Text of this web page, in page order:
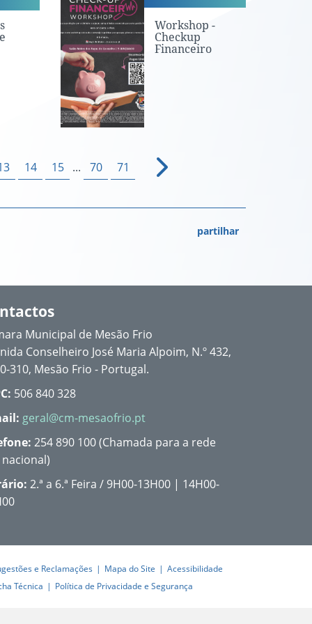
Workshop -
Checkup
Financeiro
14 15 ... 70 71
partilhar
Municipal de Mesão Frio
Conselheiro José Maria Alpoim, N.º 432,
310, Mesão Frio - Portugal.
506 840 328
geral@cm-mesaofrio.pt
254 890 100 (Chamada para a rede
2.ª a 6.ª Feira / 9H00-13H00 | 14H00-
e Reclamações Mapa do Site
Acessibilidade
Técnica
Política de Privacidade e Segurança